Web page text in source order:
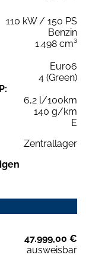
110 kW / 150 PS
Benzin
1.498 cm³
Euro6
4 (Green)
6,2 l/100km
140 g/km
E
Zentrallager
47.999,00 €
ausweisbar